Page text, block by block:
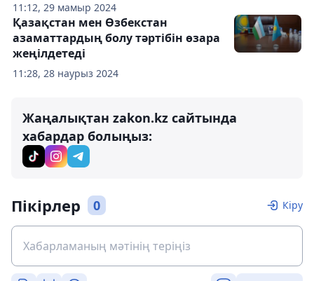
11:12, 29 мамыр 2024
11:28, 28 наурыз 2024
Қазақстан мен Өзбекстан
азаматтардың болу тәртібін өзара
жеңілдетеді
Жаңалықтан zakon.kz сайтында
хабардар болыңыз:
Пікірлер 0 Кіру